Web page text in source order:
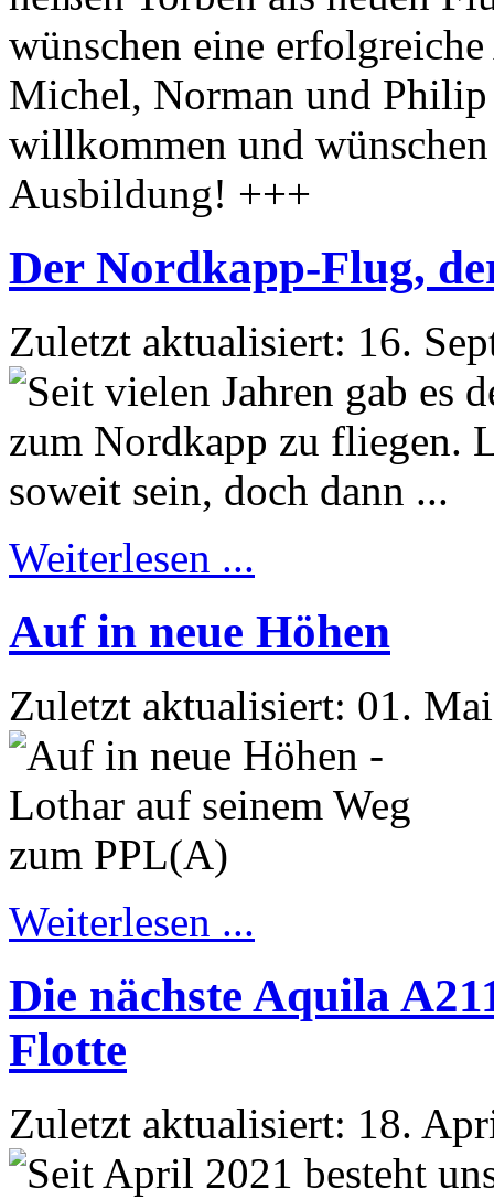
Der Nordkapp-Flug,
Zuletzt aktualisiert: 16.
Weiterlesen ...
Auf in neue Höhen
Zuletzt aktualisiert: 01.
Weiterlesen ...
Die nächste Aquila
Flotte
Zuletzt aktualisiert: 18.